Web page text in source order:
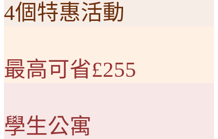
4個特惠活動
最高可省£255
學生公寓